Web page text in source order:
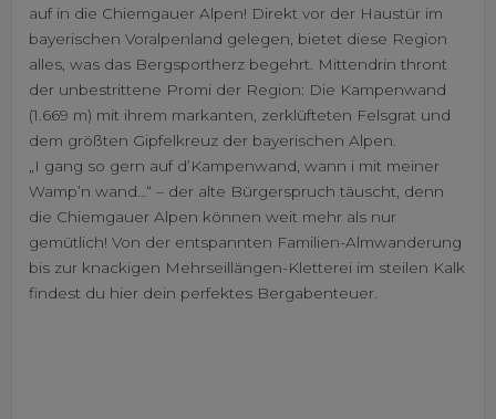
auf in die Chiemgauer Alpen! Direkt vor der Haustür im
bayerischen Voralpenland gelegen, bietet diese Region
alles, was das Bergsportherz begehrt. Mittendrin thront
der unbestrittene Promi der Region: Die Kampenwand
(1.669 m) mit ihrem markanten, zerklüfteten Felsgrat und
dem größten Gipfelkreuz der bayerischen Alpen.
„I gang so gern auf d’Kampenwand, wann i mit meiner
Wamp’n wand…“ – der alte Bürgerspruch täuscht, denn
die Chiemgauer Alpen können weit mehr als nur
gemütlich! Von der entspannten Familien-Almwanderung
bis zur knackigen Mehrseillängen-Kletterei im steilen Kalk
findest du hier dein perfektes Bergabenteuer.